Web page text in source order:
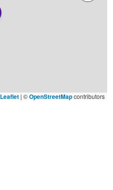
Leaflet | ©OpenStreetMapcontributors